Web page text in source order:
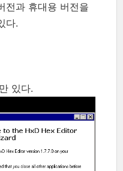
전과 휴대용 버전을
다.
있다.